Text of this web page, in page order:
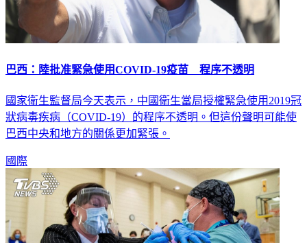
巴西：陸批准緊急使用COVID-19疫苗 程序不透明
國家衛生監督局今天表示，中國衛生當局授權緊急使用2019冠
狀病毒疾病（COVID-19）的程序不透明。但這份聲明可能使
巴西中央和地方的關係更加緊張。
國際